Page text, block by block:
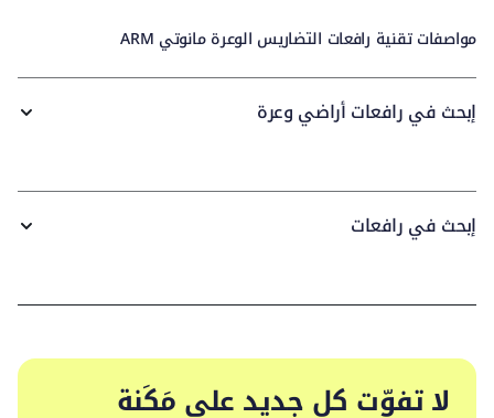
مواصفات تقنية رافعات التضاريس الوعرة مانوتي ARM
إبحث في رافعات أراضي وعرة
إبحث في رافعات
لا تفوّت كل جديد على مَكَنة